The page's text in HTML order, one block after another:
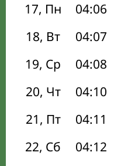
17, Пн
04:06
18, Вт
04:07
19, Ср
04:08
20, Чт
04:10
21, Пт
04:11
22, Сб
04:12